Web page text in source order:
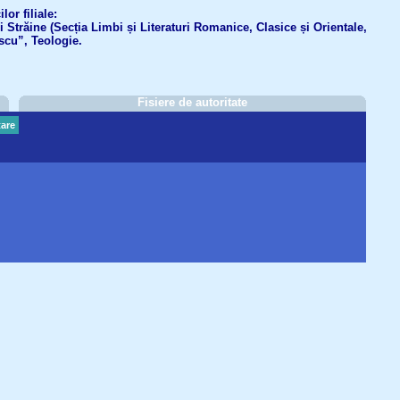
filiale:
(Secția Limbi și Literaturi Romanice, Clasice și Orientale,
Teologie.
Fisiere de autoritate